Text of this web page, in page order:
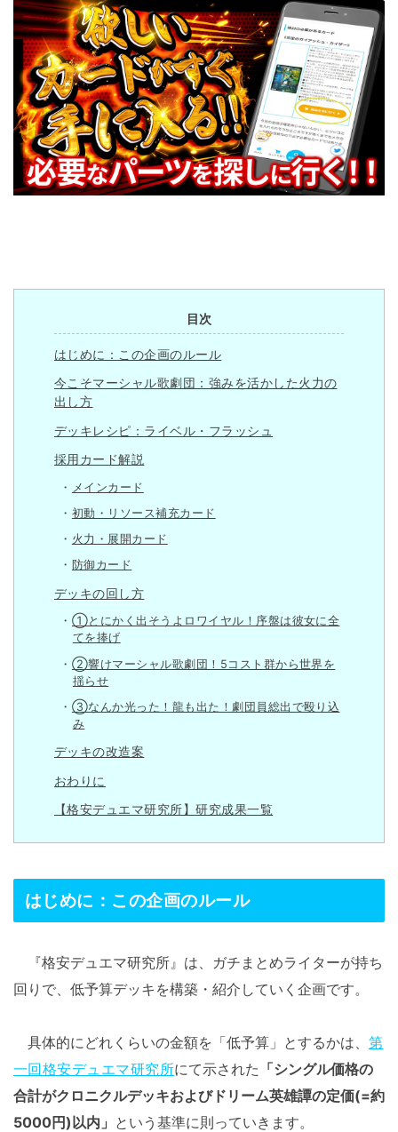
目次
はじめに：この企画のルール
今こそマーシャル歌劇団：強みを活かした火力の
出し方
デッキレシピ：ライベル・フラッシュ
採用カード解説
メインカード
初動・リソース補充カード
火力・展開カード
防御カード
デッキの回し方
①とにかく出そうよロワイヤル！序盤は彼女に全
てを捧げ
②響けマーシャル歌劇団！5コスト群から世界を
揺らせ
③なんか光った！龍も出た！劇団員総出で殴り込
み
デッキの改造案
おわりに
【格安デュエマ研究所】研究成果一覧
はじめに：この企画のルール
『格安デュエマ研究所』は、ガチまとめライターが持ち
回りで、低予算デッキを構築・紹介していく企画です。
具体的にどれくらいの金額を「低予算」とするかは、 第
一回格安デュエマ研究所にて示された 「シングル価格の
合計がクロニクルデッキおよびドリーム英雄譚の定価(=約
5000円)以内」 という基準に則っていきます。